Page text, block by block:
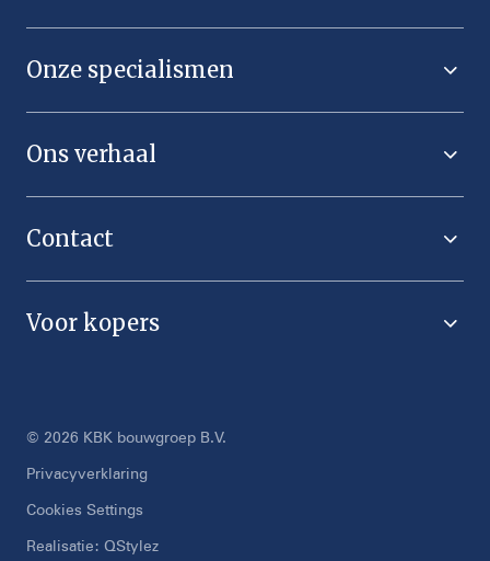
Onze specialismen
Ons verhaal
Contact
Voor kopers
© 2026 KBK bouwgroep B.V.
Privacyverklaring
Cookies Settings
Realisatie: QStylez